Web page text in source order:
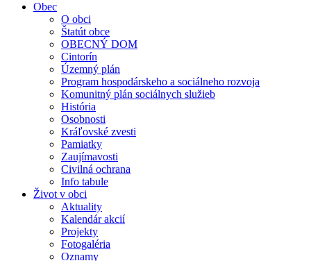
Obec
O obci
Štatút obce
OBECNÝ DOM
Cintorín
Územný plán
Program hospodárskeho a sociálneho rozvoja
Komunitný plán sociálnych služieb
História
Osobnosti
Kráľovské zvesti
Pamiatky
Zaujímavosti
Civilná ochrana
Info tabule
Život v obci
Aktuality
Kalendár akcií
Projekty
Fotogaléria
Oznamy